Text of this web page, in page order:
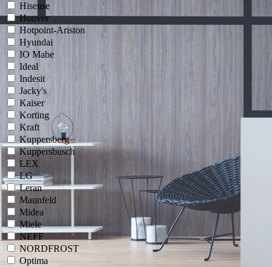
Hisense
Hoover
Hotpoint-Ariston
Hyundai
IO Mabe
Ideal
Indesit
Jacky's
Kaiser
Korting
Kraft
Kuppersberg
Kuppersbusch
LEX
LG
Leran
Maunfeld
Midea
Miele
NEFF
NORDFROST
Optima